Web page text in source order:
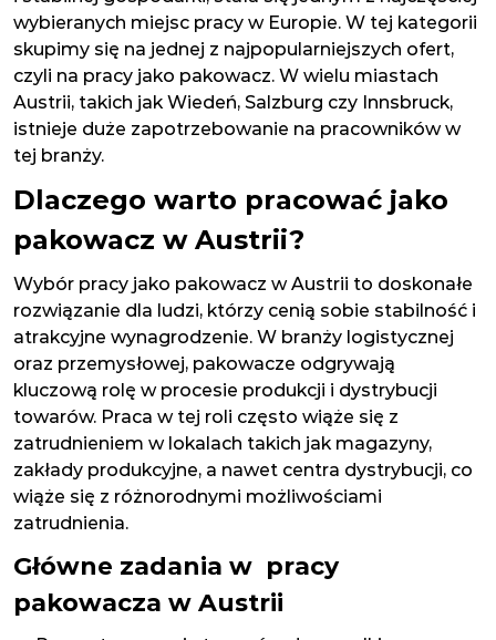
wybieranych miejsc pracy w Europie. W tej kategorii
skupimy się na jednej z najpopularniejszych ofert,
czyli na pracy jako pakowacz. W wielu miastach
Austrii, takich jak Wiedeń, Salzburg czy Innsbruck,
istnieje duże zapotrzebowanie na pracowników w
tej branży.
Dlaczego warto pracować jako
pakowacz w Austrii?
Wybór pracy jako pakowacz w Austrii to doskonałe
rozwiązanie dla ludzi, którzy cenią sobie stabilność i
atrakcyjne wynagrodzenie. W branży logistycznej
oraz przemysłowej, pakowacze odgrywają
kluczową rolę w procesie produkcji i dystrybucji
towarów. Praca w tej roli często wiąże się z
zatrudnieniem w lokalach takich jak magazyny,
zakłady produkcyjne, a nawet centra dystrybucji, co
wiąże się z różnorodnymi możliwościami
zatrudnienia.
Główne zadania w pracy
pakowacza w Austrii